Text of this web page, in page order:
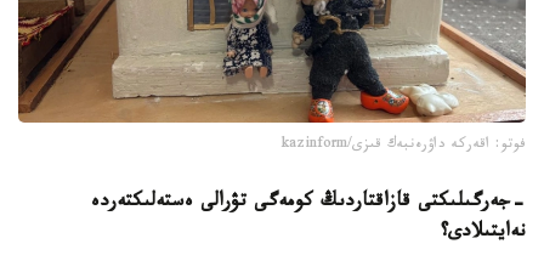
فوتو: اقەركە داۋرەنبەك قىزى/kazinform
-جەرگىلىكتى قازاقتاردىڭ كومەگى تۋرالى ەستەلىكتەردە
نەايتىلادى؟